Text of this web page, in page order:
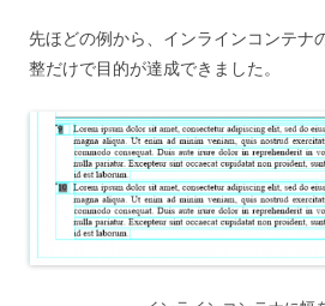
先ほどの例から、インラインコンテナ
整だけで目的が達成できました。